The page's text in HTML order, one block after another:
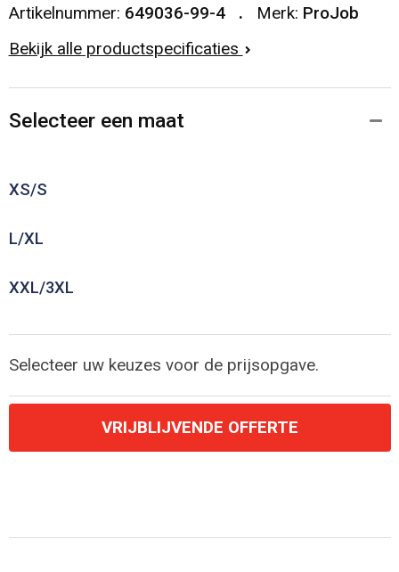
Artikelnummer: 649036-99-4 Merk: ProJob
Bekijk alle productspecificaties
Selecteer een maat
XS/S
L/XL
XXL/3XL
Selecteer uw keuzes voor de prijsopgave.
VRIJBLIJVENDE OFFERTE